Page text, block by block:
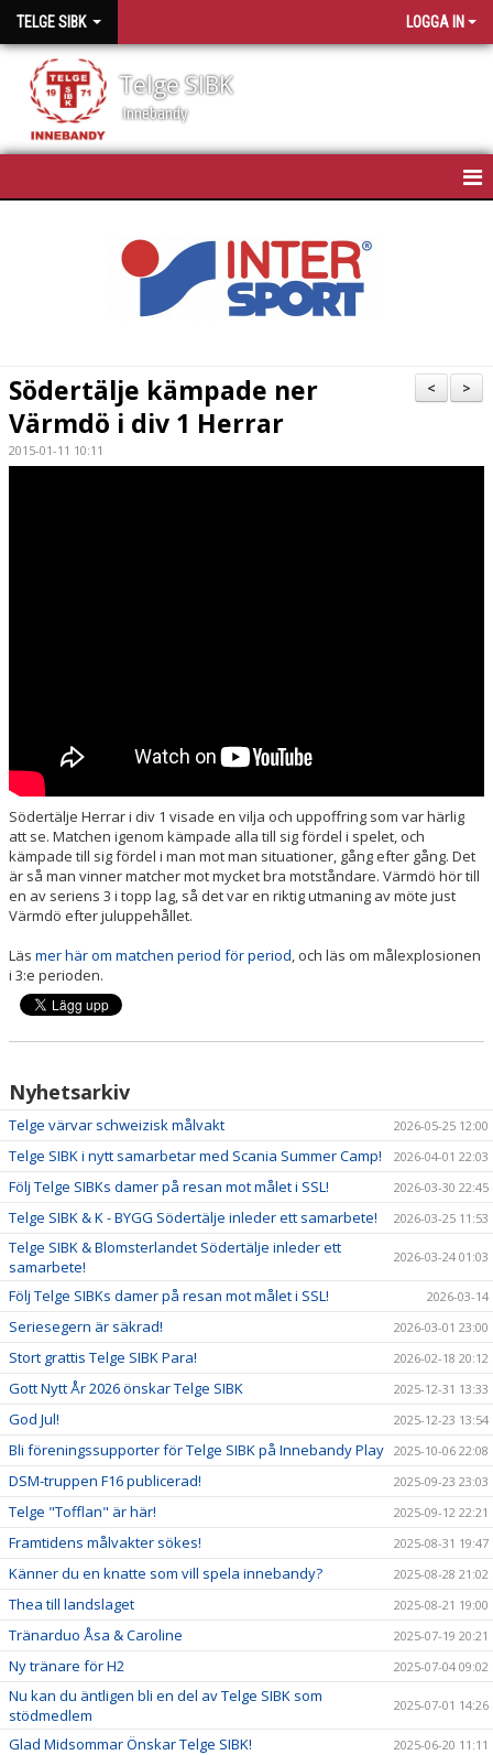
TELGE SIBK LOGGA IN
Telge SIBK
Innebandy
SPONSORER
MATCHSCHEMA
>
<
Södertälje kämpade ner
Värmdö i div 1 Herrar
2015-01-11 10:11
Södertälje Herrar i div 1 visade en vilja och uppoffring som var härlig
att se. Matchen igenom kämpade alla till sig fördel i spelet, och
kämpade till sig fördel i man mot man situationer, gång efter gång. Det
är så man vinner matcher mot mycket bra motståndare. Värmdö hör till
en av seriens 3 i topp lag, så det var en riktig utmaning av möte just
Värmdö efter juluppehållet.
Läs mer här om matchen period för period, och läs om målexplosionen
i 3:e perioden.
Nyhetsarkiv
Telge värvar schweizisk målvakt 2026-05-25 12:00
Telge SIBK i nytt samarbetar med Scania Summer Camp! 2026-04-01 22:03
Följ Telge SIBKs damer på resan mot målet i SSL! 2026-03-30 22:45
Telge SIBK & K - BYGG Södertälje inleder ett samarbete! 2026-03-25 11:53
Telge SIBK & Blomsterlandet Södertälje inleder ett
samarbete!
2026-03-24 01:03
Följ Telge SIBKs damer på resan mot målet i SSL! 2026-03-14
Seriesegern är säkrad! 2026-03-01 23:00
Stort grattis Telge SIBK Para! 2026-02-18 20:12
Gott Nytt År 2026 önskar Telge SIBK 2025-12-31 13:33
God Jul! 2025-12-23 13:54
Bli föreningssupporter för Telge SIBK på Innebandy Play 2025-10-06 22:08
DSM-truppen F16 publicerad! 2025-09-23 23:03
Telge "Tofflan" är här! 2025-09-12 22:21
Framtidens målvakter sökes! 2025-08-31 19:47
Känner du en knatte som vill spela innebandy? 2025-08-28 21:02
Thea till landslaget 2025-08-21 19:00
Tränarduo Åsa & Caroline 2025-07-19 20:21
Ny tränare för H2 2025-07-04 09:02
Nu kan du äntligen bli en del av Telge SIBK som
stödmedlem
2025-07-01 14:26
Glad Midsommar Önskar Telge SIBK! 2025-06-20 11:11